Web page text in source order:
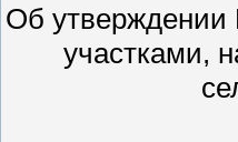
Об утверждении
участками,